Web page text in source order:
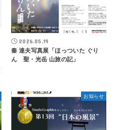
2026.05.19
秦 達夫写真展「ほっついた ぐり
ん 聖・光岳 山旅の記」
お知らせ